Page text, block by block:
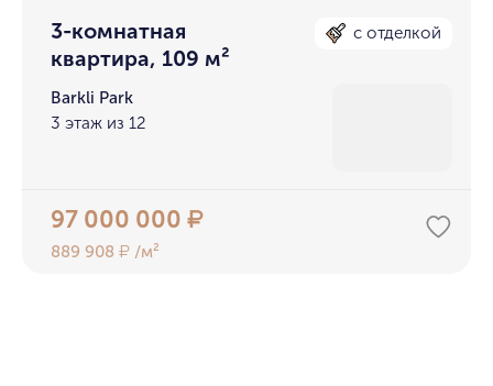
3-комнатная
квартира, 109 м²
с отделкой
Barkli Park
3 этаж из 12
97 000 000₽
889 908₽ /м²